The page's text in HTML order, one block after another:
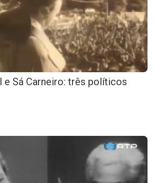
e Sá Carneiro: três políticos